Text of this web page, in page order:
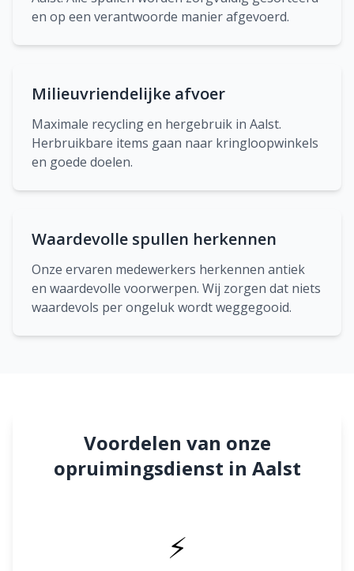
en op een verantwoorde manier afgevoerd.
Milieuvriendelijke afvoer
Maximale recycling en hergebruik in Aalst.
Herbruikbare items gaan naar kringloopwinkels
en goede doelen.
Waardevolle spullen herkennen
Onze ervaren medewerkers herkennen antiek
en waardevolle voorwerpen. Wij zorgen dat niets
waardevols per ongeluk wordt weggegooid.
Voordelen van onze
opruimingsdienst in Aalst
⚡